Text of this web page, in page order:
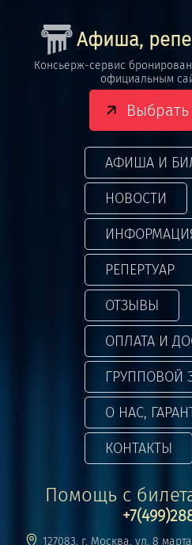
Афиша,
Консьерж-сервис
официальным
АФИША И
НОВОСТИ
РЕПЕРТУАР
ОТЗЫВЫ
ОПЛАТА И
ГРУППОВОЙ
О НАС,
КОНТАКТЫ
Помощь с
127083, г. Москва, ул. 8